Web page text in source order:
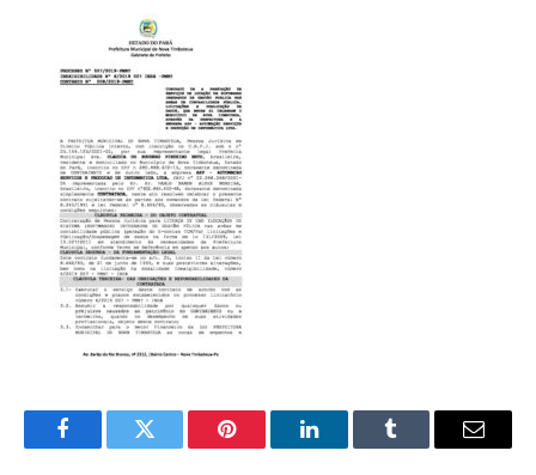
FacebookTwitter Pinterest LinkedInTumblr
E-